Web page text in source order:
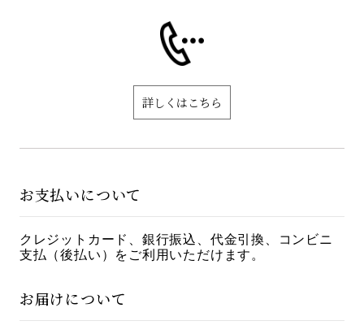
詳しくはこちら
お支払いについて
クレジットカード、銀行振込、代金引換、コンビニ
支払（後払い）をご利用いただけます。
お届けについて